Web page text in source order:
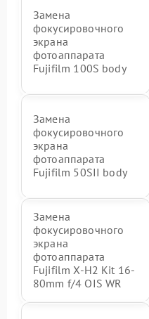
Замена
фокусировочного
экрана
фотоаппарата
Fujifilm 100S body
Замена
фокусировочного
экрана
фотоаппарата
Fujifilm 50SII body
Замена
фокусировочного
экрана
фотоаппарата
Fujifilm X-H2 Kit 16-
80mm f/4 OIS WR